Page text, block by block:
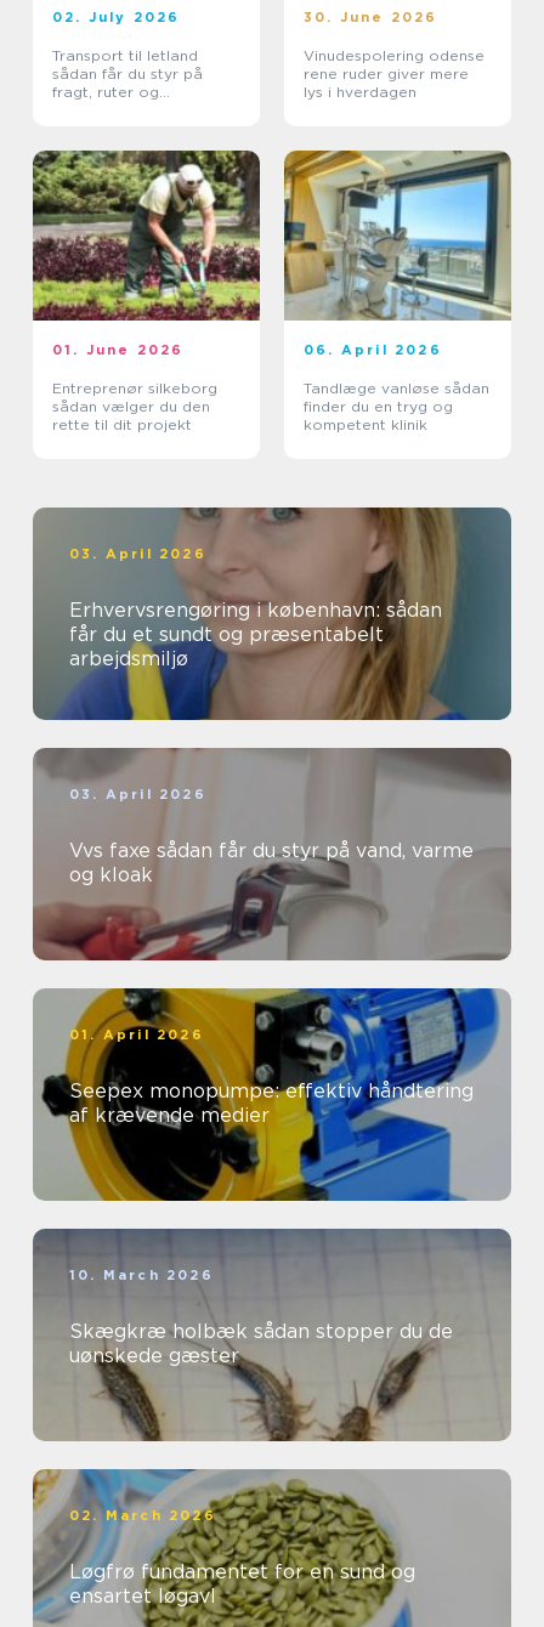
02. July 2026
Transport til letland
sådan får du styr på
fragt, ruter og
30. June 2026
Vinudespolering odense
rene ruder giver mere
lys i hverdagen
01. June 2026
Entreprenør silkeborg
sådan vælger du den
rette til dit projekt
06. April 2026
Tandlæge vanløse sådan
finder du en tryg og
kompetent klinik
03. April 2026
Erhvervsrengøring i københavn: sådan
får du et sundt og præsentabelt
arbejdsmiljø
03. April 2026
Vvs faxe sådan får du styr på vand, varme
og kloak
01. April 2026
Seepex monopumpe: effektiv håndtering
af krævende medier
10. March 2026
Skægkræ holbæk sådan stopper du de
uønskede gæster
02. March 2026
Løgfrø fundamentet for en sund og
ensartet løgavl